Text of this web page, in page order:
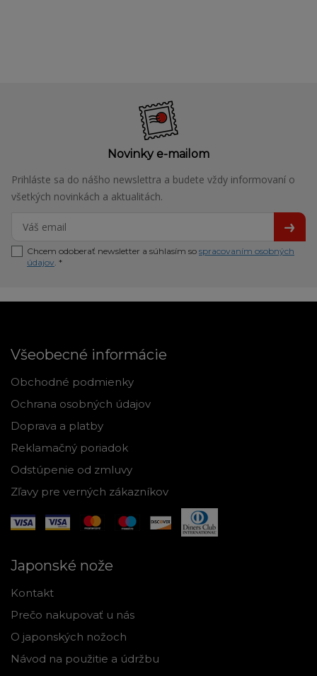
Novinky e-mailom
Prihláste sa do nášho newslettra a budete vždy informovaní o
všetkých novinkách a aktualitách.
Chcem odoberať newsletter a súhlasím so spracovaním osobných
údajov. *
Všeobecné informácie
Obchodné podmienky
Ochrana osobných údajov
Doprava a platby
Reklamačný poriadok
Odstúpenie od zmluvy
Zľavy pre verných zákazníkov
Japonské nože
Kontakt
Prečo nakupovať u nás
O japonských nožoch
Návod na použitie a údržbu